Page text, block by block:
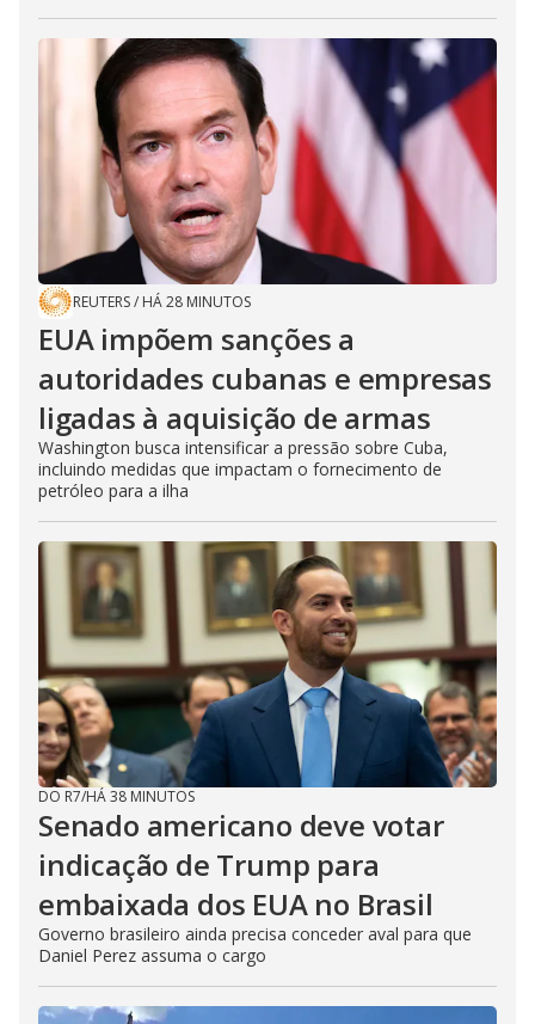
REUTERS/ HÁ 28 MINUTOS
EUA impõem sanções a
autoridades cubanas e empresas
ligadas à aquisição de armas
Washington busca intensificar a pressão sobre Cuba,
incluindo medidas que impactam o fornecimento de
petróleo para a ilha
DO R7/HÁ 38 MINUTOS
Senado americano deve votar
indicação de Trump para
embaixada dos EUA no Brasil
Governo brasileiro ainda precisa conceder aval para que
Daniel Perez assuma o cargo